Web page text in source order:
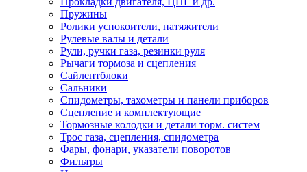
Пружины
Ролики успокоители, натяжители
Рулевые валы и детали
Рули, ручки газа, резинки руля
Рычаги тормоза и сцепления
Сайлентблоки
Сальники
Спидометры, тахометры и панели приборов
Сцепление и комплектующие
Тормозные колодки и детали торм. систем
Трос газа, сцепления, спидометра
Фары, фонари, указатели поворотов
Фильтры